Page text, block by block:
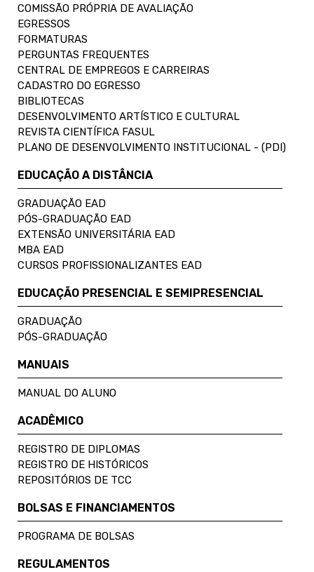
COMISSÃO PRÓPRIA DE AVALIAÇÃO
EGRESSOS
FORMATURAS
PERGUNTAS FREQUENTES
CENTRAL DE EMPREGOS E CARREIRAS
CADASTRO DO EGRESSO
BIBLIOTECAS
DESENVOLVIMENTO ARTÍSTICO E CULTURAL
REVISTA CIENTÍFICA FASUL
PLANO DE DESENVOLVIMENTO INSTITUCIONAL - (PDI)
EDUCAÇÃO A DISTÂNCIA
GRADUAÇÃO EAD
PÓS-GRADUAÇÃO EAD
EXTENSÃO UNIVERSITÁRIA EAD
MBA EAD
CURSOS PROFISSIONALIZANTES EAD
EDUCAÇÃO PRESENCIAL E SEMIPRESENCIAL
GRADUAÇÃO
PÓS-GRADUAÇÃO
MANUAIS
MANUAL DO ALUNO
ACADÊMICO
REGISTRO DE DIPLOMAS
REGISTRO DE HISTÓRICOS
REPOSITÓRIOS DE TCC
BOLSAS E FINANCIAMENTOS
PROGRAMA DE BOLSAS
REGULAMENTOS